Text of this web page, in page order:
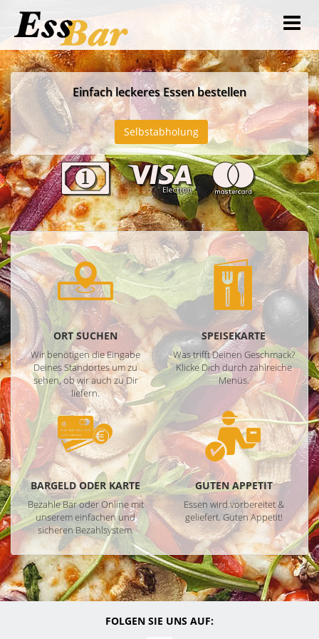
Einfach leckeres Essen bestellen
PLZ
Eingeben
Selbstabholung
ORT SUCHEN
Wir benötigen die Eingabe
Deines Standortes um zu
sehen, ob wir auch zu Dir
liefern.
SPEISEKARTE
Was trifft Deinen Geschmack?
Klicke Dich durch zahlreiche
Menüs.
BARGELD ODER KARTE
Bezahle Bar oder Online mit
unserem einfachen und
sicheren Bezahlsystem.
GUTEN APPETIT
Essen wird vorbereitet &
geliefert. Guten Appetit!
FOLGEN SIE UNS AUF: